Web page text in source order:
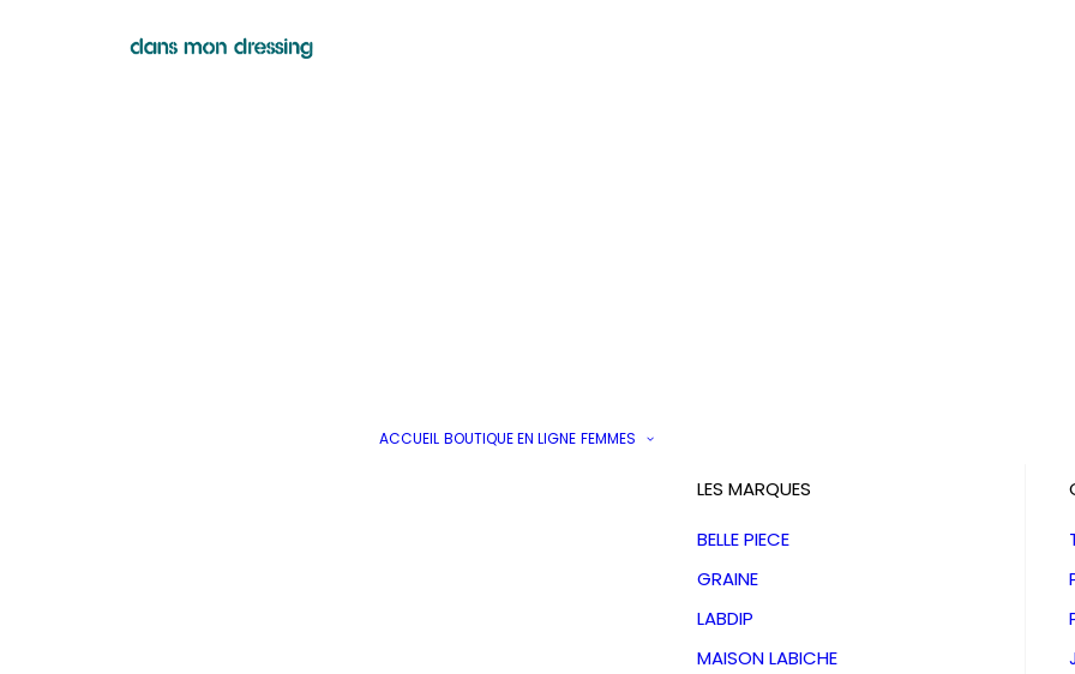
ACCUEIL BOUTIQUE EN LIGNE FEMMES
LES MARQUES
BELLE PIECE
GRAINE
LABDIP
MAISON LABICHE